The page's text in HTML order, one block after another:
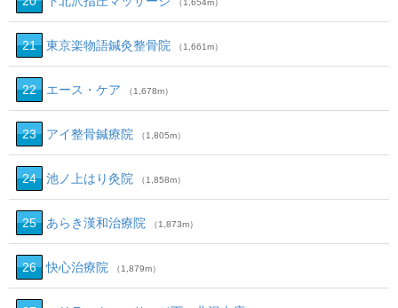
（1,654m）
21 東京楽物語鍼灸整骨院 （1,661m）
22 エース・ケア （1,678m）
23 アイ整骨鍼療院 （1,805m）
24 池ノ上はり灸院 （1,858m）
25 あらき漢和治療院 （1,873m）
26 快心治療院 （1,879m）